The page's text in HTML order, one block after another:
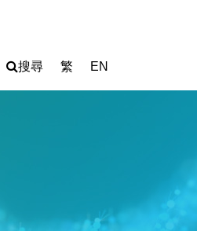
搜尋 繁 EN